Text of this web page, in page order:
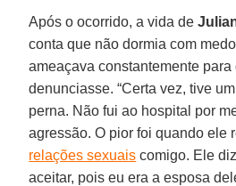
Após o ocorrido, a vida de
conta que não dormia com
ameaçava constantemente
denunciasse. “Certa vez, tive
perna. Não fui ao hospital por
agressão. O pior foi quando ele
relações sexuais comigo. Ele
aceitar, pois eu era a esposa